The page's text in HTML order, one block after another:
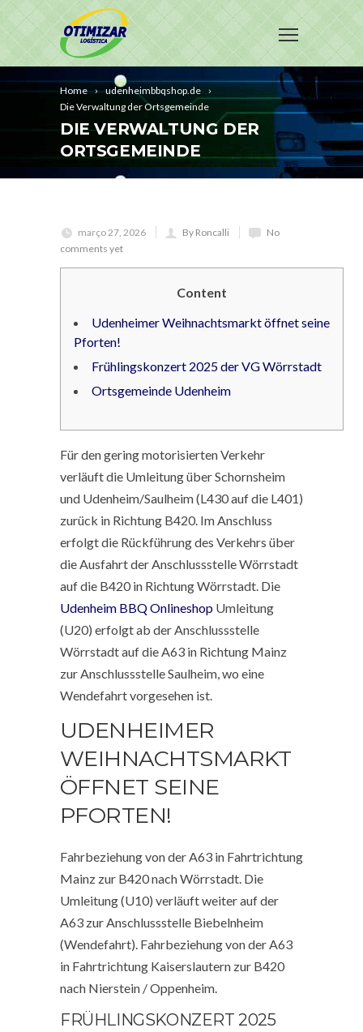
Home
udenheimbbqshop.de
Die Verwaltung der Ortsgemeinde
DIE VERWALTUNG DER
ORTSGEMEINDE
março 27, 2026 By Roncalli
No
comments yet
Content
Udenheimer Weihnachtsmarkt öffnet seine
Pforten!
Frühlingskonzert 2025 der VG Wörrstadt
Ortsgemeinde Udenheim
Für den gering motorisierten Verkehr
verläuft die Umleitung über Schornsheim
und Udenheim/Saulheim (L430 auf die L401)
zurück in Richtung B420. Im Anschluss
erfolgt die Rückführung des Verkehrs über
die Ausfahrt der Anschlussstelle Wörrstadt
auf die B420 in Richtung Wörrstadt. Die
Udenheim BBQ Onlineshop Umleitung
(U20) erfolgt ab der Anschlussstelle
Wörrstadt auf die A63 in Richtung Mainz
zur Anschlussstelle Saulheim, wo eine
Wendefahrt vorgesehen ist.
UDENHEIMER
WEIHNACHTSMARKT
ÖFFNET SEINE
PFORTEN!
Fahrbeziehung von der A63 in Fahrtrichtung
Mainz zur B420 nach Wörrstadt. Die
Umleitung (U10) verläuft weiter auf der
A63 zur Anschlussstelle Biebelnheim
(Wendefahrt). Fahrbeziehung von der A63
in Fahrtrichtung Kaiserslautern zur B420
nach Nierstein / Oppenheim.
FRÜHLINGSKONZERT 2025